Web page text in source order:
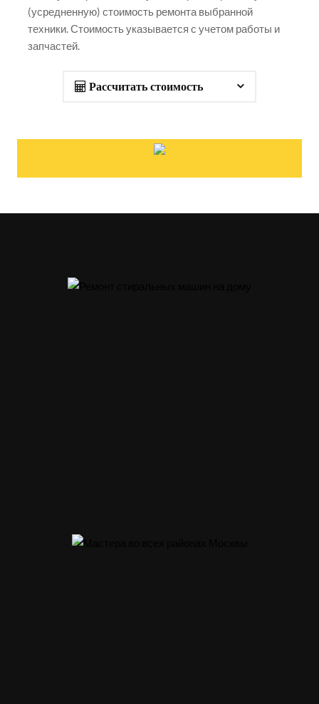
(усредненную) стоимость ремонта выбранной
техники. Стоимость указывается с учетом работы и
запчастей.
Рассчитать стоимость